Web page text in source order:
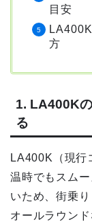
目安
方
1. LA400K
る
LA400K（現行
温時でもスム
いため、街乗
オールラウン